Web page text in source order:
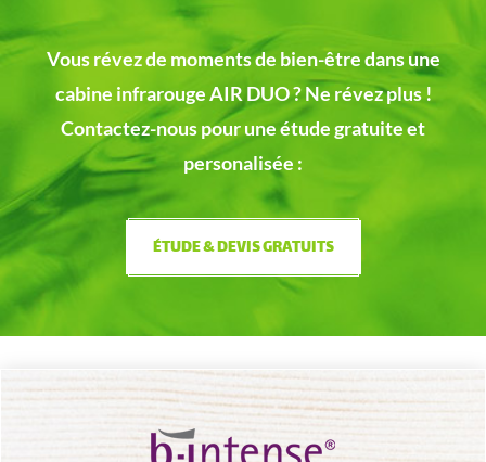
Vous révez de moments de bien-être dans une
cabine infrarouge AIR DUO ?Ne révez plus !
Contactez-nous pour une étude gratuite et
personalisée :
ÉTUDE & DEVIS GRATUITS